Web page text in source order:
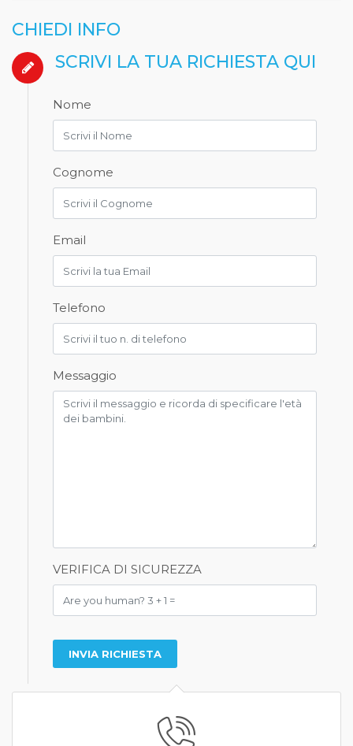
CHIEDI INFO
SCRIVI LA TUA RICHIESTA QUI
Nome
Cognome
Email
Telefono
Messaggio
VERIFICA DI SICUREZZA